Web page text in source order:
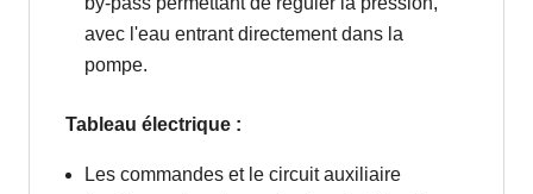
avec l'eau entrant directement dans la
pompe.
Tableau électrique :
Les commandes et le circuit auxiliaire